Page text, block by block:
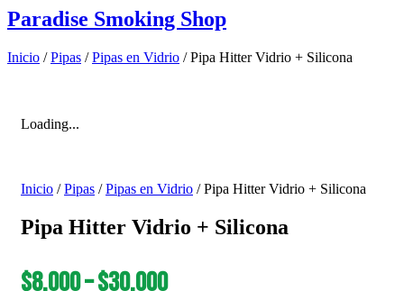
Paradise Smoking Shop
Inicio /Pipas /Pipas en Vidrio / Pipa Hitter Vidrio + Silicona
Loading...
Inicio /Pipas /Pipas en Vidrio / Pipa Hitter Vidrio + Silicona
Pipa Hitter Vidrio + Silicona
$8.000–$30.000